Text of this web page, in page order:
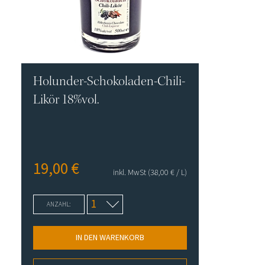
Holunder-Schokoladen-Chili-
Likör 18%vol.
19,00€ inkl. MwSt (38,00 €/ L)
ANZAHL:
IN DEN WARENKORB